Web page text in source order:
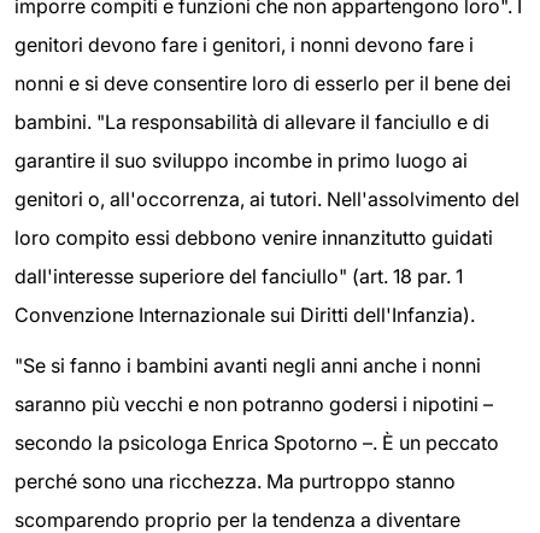
imporre compiti e funzioni che non appartengono loro". I
genitori devono fare i genitori, i nonni devono fare i
nonni e si deve consentire loro di esserlo per il bene dei
bambini. "La responsabilità di allevare il fanciullo e di
garantire il suo sviluppo incombe in primo luogo ai
genitori o, all'occorrenza, ai tutori. Nell'assolvimento del
loro compito essi debbono venire innanzitutto guidati
dall'interesse superiore del fanciullo" (art. 18 par. 1
Convenzione Internazionale sui Diritti dell'Infanzia).
"Se si fanno i bambini avanti negli anni anche i nonni
saranno più vecchi e non potranno godersi i nipotini –
secondo la psicologa Enrica Spotorno –. È un peccato
perché sono una ricchezza. Ma purtroppo stanno
scomparendo proprio per la tendenza a diventare